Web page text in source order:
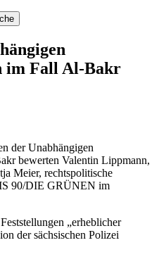
im Fall Al-Bakr
der Unabhängigen
bewerten Valentin Lippmann,
Meier, rechtspolitische
90/DIE GRÜNEN im
„erheblicher
der sächsischen Polizei